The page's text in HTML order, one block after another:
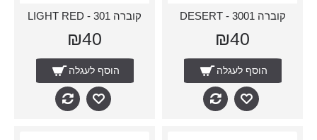
קוברה 3001 - DESERT
₪40
הוסף לעגלה
קוברה 301 - LIGHT RED
₪40
הוסף לעגלה